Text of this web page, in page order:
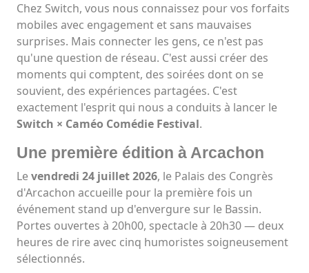
Chez Switch, vous nous connaissez pour vos forfaits
mobiles avec engagement et sans mauvaises
surprises. Mais connecter les gens, ce n'est pas
qu'une question de réseau. C'est aussi créer des
moments qui comptent, des soirées dont on se
souvient, des expériences partagées. C'est
exactement l'esprit qui nous a conduits à lancer le
Switch × Caméo Comédie Festival.
Une première édition à Arcachon
Levendredi 24 juillet 2026, le Palais des Congrès
d'Arcachon accueille pour la première fois un
événement stand up d'envergure sur le Bassin.
Portes ouvertes à 20h00, spectacle à 20h30 — deux
heures de rire avec cinq humoristes soigneusement
sélectionnés.